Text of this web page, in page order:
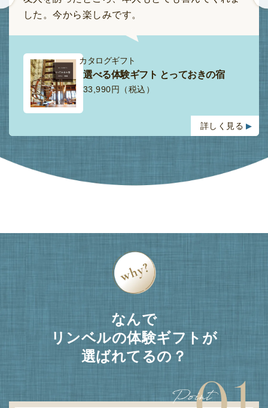
した。今から楽しみです。
カタログギフト
選べる体験ギフト とっておきの宿
33,990円（税込）
詳しく見る
なんで
リンベルの体験ギフトが
選ばれてるの？